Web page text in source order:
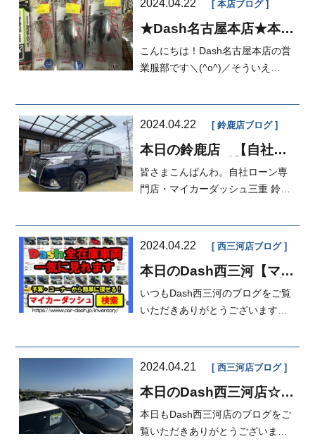
2024.04.22 本店ブログ
★Dash名古屋本店★本日
こんにちは！Dash名古屋本店の営
業服部です＼(^o^)／そういえ
2024.04.22 鈴鹿店ブログ
本日の鈴鹿店 【自社ロ
割、車検分割☆教え・伝
え・指導☆
皆さまこんばんわ。自社ローン専
門店・マイカーダッシュ三重 鈴鹿
2024.04.22 西三河店ブログ
本日のDash西三河【マイ
車情報】
いつもDash西三河のブログをご覧
いただきありがとうございます！
2024.04.21 西三河店ブログ
本日のDash西三河店☆本
日納車のお客様☆【マイ
カーダッシュ】【車検分
割OK】【自社ローン】
本日もDash西三河店のブログをご
覧いただきありがとうございます